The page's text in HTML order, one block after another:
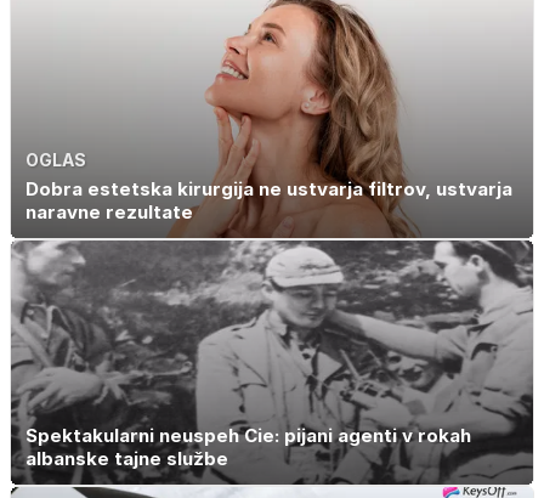
OGLAS
Dobra estetska kirurgija ne ustvarja filtrov, ustvarja
naravne rezultate
Spektakularni neuspeh Cie: pijani agenti v rokah
albanske tajne službe